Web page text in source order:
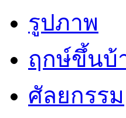
รูปภาพ
ฤกษ์ขึ้นบ้
ศัลยกรรม